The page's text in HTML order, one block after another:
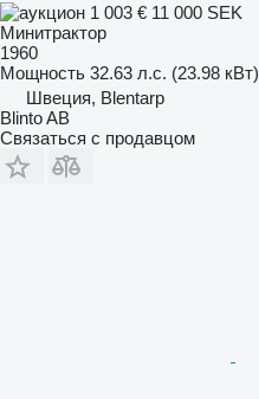
1 003 € 11 000 SEK
Минитрактор
1960
Мощность 32.63 л.с. (23.98 кВт)
Швеция, Blentarp
Blinto AB
Связаться с продавцом